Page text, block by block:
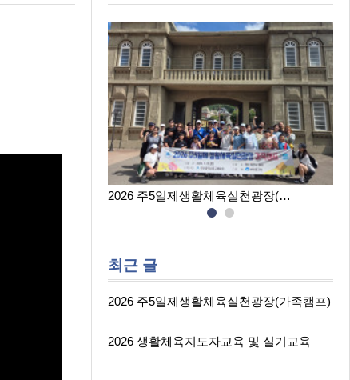
2026 생활체육지도자교육 및 실…
최근 글
2026 주5일제생활체육실천광장(가족캠프)
2026 생활체육지도자교육 및 실기교육